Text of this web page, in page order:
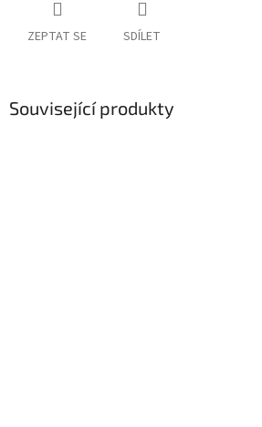
ZEPTAT SE SDÍLET
Související produkty